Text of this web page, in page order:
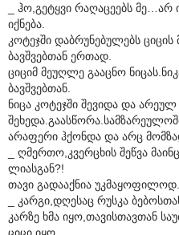
_ ჰო,გეტყვი რაღაცეებს
იქნება.
კოტეჯში დაბრუნებულებს
ბავშვებთან ერთად.
ციციმ მეუღლე გააცნო
ბავშვებთან.
ნიცა კოტეჯში შევიდა და
არაფერი ჰქონდა და არც
_ ღმერთო,კვერცხის შეწვა
ლიასგან?!
თავი გადააქნია უკმაყოფილოდ.
_ კარგი,დღესაც რუსკა
კარზე ხმა იყო,თავისთავთან
ციცი იყო.